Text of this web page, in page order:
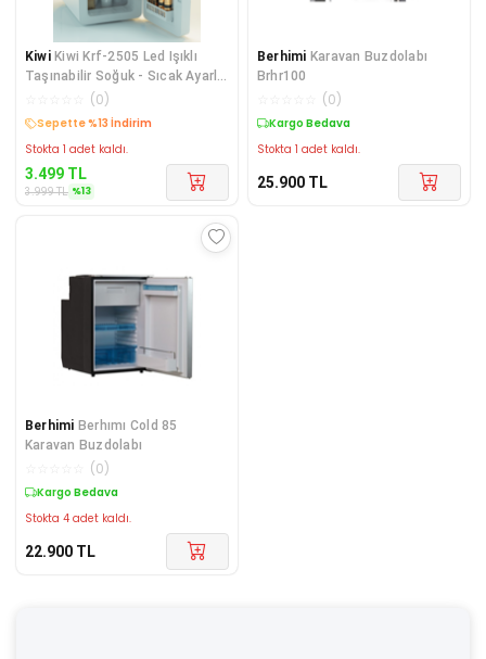
Kiwi Kiwi Krf-2505 Led Işıklı
Taşınabilir Soğuk - Sıcak Ayarlı
(0)
Kargo Bedava
Stokta 1 adet kaldı.
3.499 TL
3.999TL %13
Berhimi Karavan Buzdolabı
Brhr100
(0)
Kargo Bedava
Stokta 1 adet kaldı.
25.900 TL
Berhimi Berhımı Cold 85
Karavan Buzdolabı
(0)
Kargo Bedava
Stokta 4 adet kaldı.
22.900 TL